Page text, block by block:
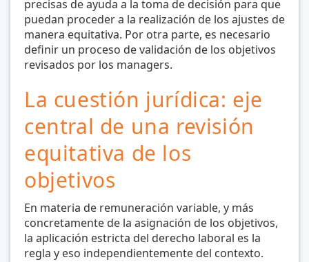
precisas de ayuda a la toma de decisión para que
puedan proceder a la realización de los ajustes de
manera equitativa. Por otra parte, es necesario
definir un proceso de validación de los objetivos
revisados por los managers.
La cuestión jurídica: eje
central de una revisión
equitativa de los
objetivos
En materia de remuneración variable, y más
concretamente de la asignación de los objetivos,
la aplicación estricta del derecho laboral es la
regla y eso independientemente del contexto.